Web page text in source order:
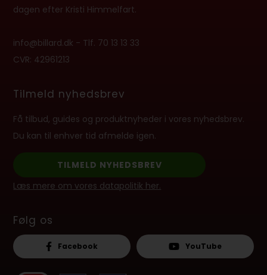
dagen efter Kristi Himmelfart.
info@billard.dk - Tlf. 70 13 13 33
CVR: 42961213
Tilmeld nyhedsbrev
Få tilbud, guides og produktnyheder i vores nyhedsbrev.
Du kan til enhver tid afmelde igen.
TILMELD NYHEDSBREV
Læs mere om vores datapolitik her.
Følg os
Facebook YouTube